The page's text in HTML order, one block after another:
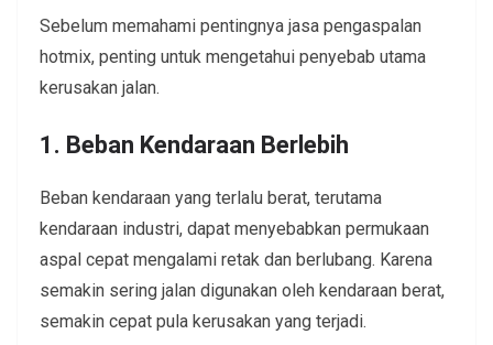
Sebelum memahami pentingnya jasa pengaspalan
hotmix, penting untuk mengetahui penyebab utama
kerusakan jalan.
1. Beban Kendaraan Berlebih
Beban kendaraan yang terlalu berat, terutama
kendaraan industri, dapat menyebabkan permukaan
aspal cepat mengalami retak dan berlubang. Karena
semakin sering jalan digunakan oleh kendaraan berat,
semakin cepat pula kerusakan yang terjadi.